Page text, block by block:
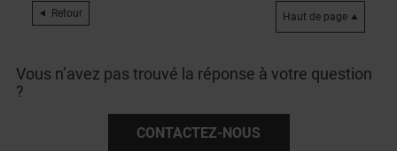
Retour Haut de page
Vous n’avez pas trouvé la réponse à votre question
?
CONTACTEZ-NOUS